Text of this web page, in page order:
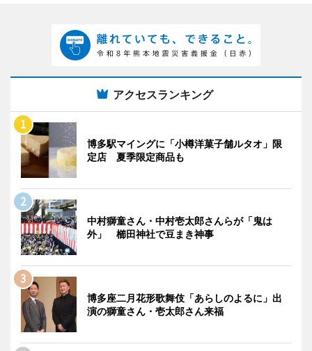
アクセスランキング
博多駅マイングに「小樽洋菓子舗ルタオ」限
定店 夏季限定商品も
中村獅童さん・中村壱太郎さんらが「鬼は
外」 櫛田神社で豆まき神事
博多座二月花形歌舞伎「あらしのよるに」出
演の獅童さん・壱太郎さん来福